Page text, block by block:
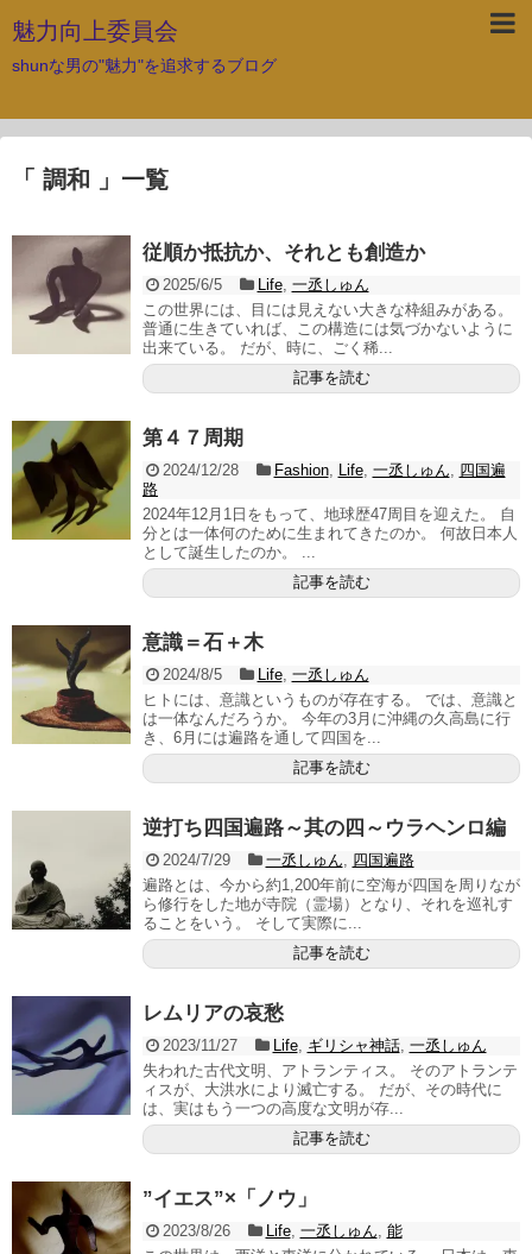
魅力向上委員会
shunな男の"魅力"を追求するブログ
「 調和 」一覧
従順か抵抗か、それとも創造か
2025/6/5 Life, 一丞しゅん
この世界には、目には見えない大きな枠組みがある。
普通に生きていれば、この構造には気づかないように
出来ている。 だが、時に、ごく稀...
記事を読む
第４７周期
2024/12/28 Fashion, Life, 一丞しゅん
四国遍
路
2024年12月1日をもって、地球歴47周目を迎えた。 自
分とは一体何のために生まれてきたのか。 何故日本人
として誕生したのか。 ...
記事を読む
意識＝石＋木
2024/8/5 Life, 一丞しゅん
ヒトには、意識というものが存在する。 では、意識と
は一体なんだろうか。 今年の3月に沖縄の久高島に行
き、6月には遍路を通して四国を...
記事を読む
逆打ち四国遍路～其の四～ウラヘンロ編
2024/7/29 一丞しゅん
四国遍路
遍路とは、今から約1,200年前に空海が四国を周りなが
ら修行をした地が寺院（霊場）となり、それを巡礼す
ることをいう。 そして実際に...
記事を読む
レムリアの哀愁
2023/11/27 Life, ギリシャ神話, 一丞しゅん
失われた古代文明、アトランティス。 そのアトランテ
ィスが、大洪水により滅亡する。 だが、その時代に
は、実はもう一つの高度な文明が存...
記事を読む
”イエス”×「ノウ」
2023/8/26 Life, 一丞しゅん 能